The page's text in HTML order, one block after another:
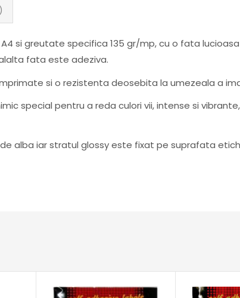
si greutate specifica 135 gr/mp, cu o fata
fata este adeziva.
si o rezistenta deosebita la umezeala a
special pentru a reda culori vii, intense si
alba iar stratul glossy este fixat pe suprafata